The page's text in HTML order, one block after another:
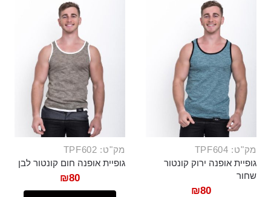
מק"ט: TPF604
גופיית אופנה ירוק קונטור
שחור
₪80
מק"ט: TPF602
גופיית אופנה חום קונטור לבן
₪80